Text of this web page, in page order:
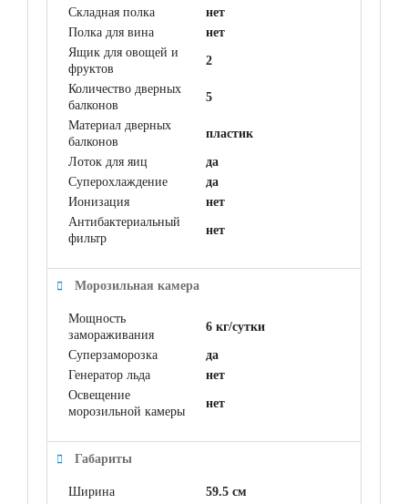
Складная полка
нет
Полка для вина
нет
Ящик для овощей и
фруктов
2
Количество дверных
балконов
5
Материал дверных
балконов
пластик
Лоток для яиц
да
Суперохлаждение
да
Ионизация
нет
Антибактериальный
фильтр
нет
Морозильная камера
Мощность
замораживания
6 кг/сутки
Суперзаморозка
да
Генератор льда
нет
Освещение
морозильной камеры
нет
Габариты
Ширина
59.5 см